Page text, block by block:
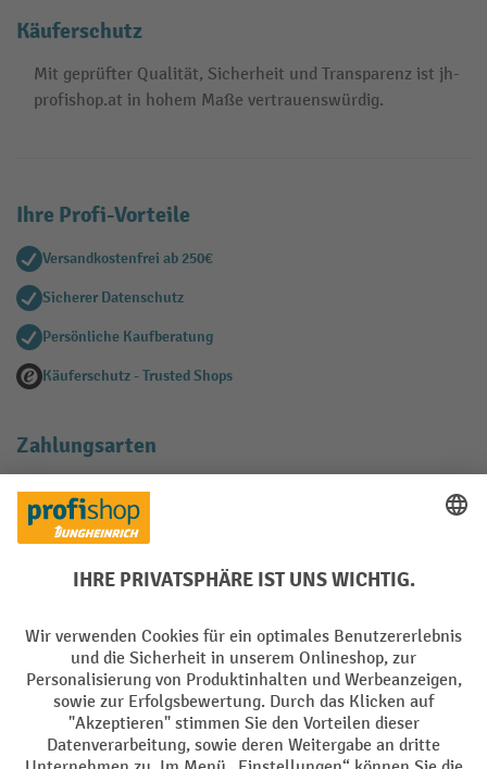
Käuferschutz
Mit geprüfter Qualität, Sicherheit und Transparenz ist jh-
profishop.at in hohem Maße vertrauenswürdig.
Ihre Profi-Vorteile
Versandkostenfrei ab 250€
Sicherer Datenschutz
Persönliche Kaufberatung
Käuferschutz - Trusted Shops
Zahlungsarten
Creditcard (Master)
Facebook
YouTube
LinkedIn
Instagram